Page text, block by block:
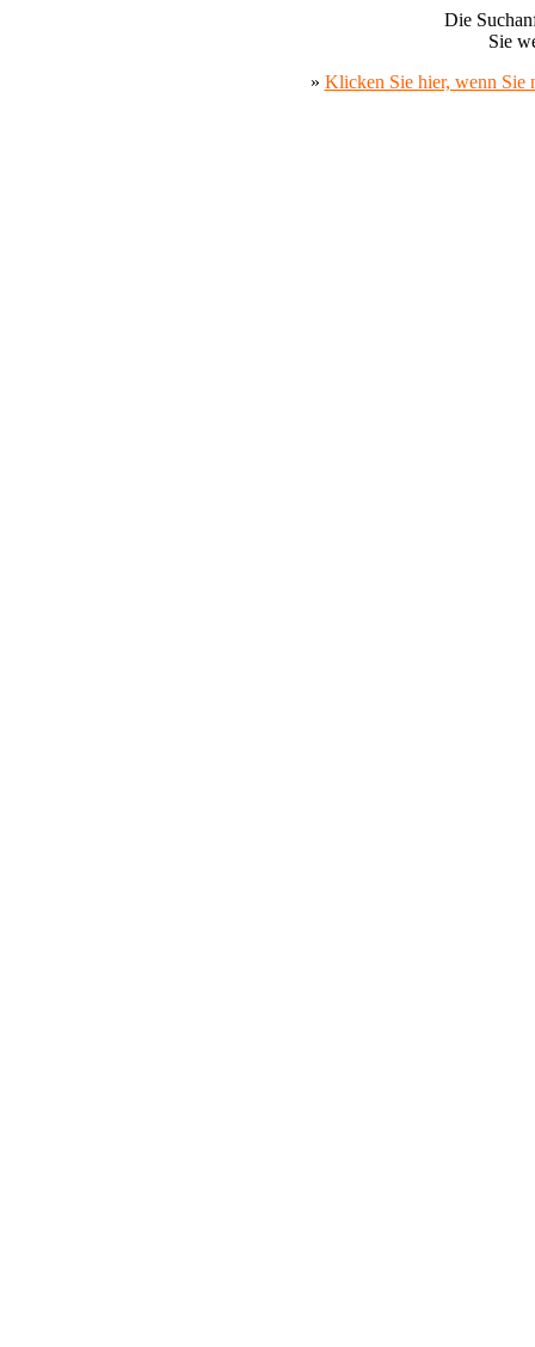
Die
Sie
» Klicken Sie hier, wenn Sie